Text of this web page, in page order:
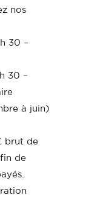
nos
30 –
30 –
à juin)
brut de
de